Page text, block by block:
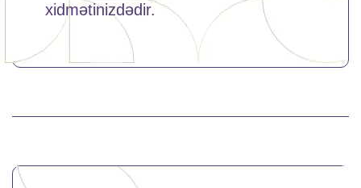
xidmətinizdədir.